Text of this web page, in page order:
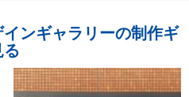
ンギャラリーの制作ギ
る